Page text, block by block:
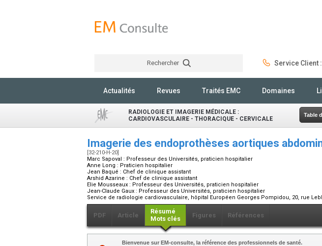
Rechercher Service Client
Actualités Revues Traités EMC Domaines
RADIOLOGIE ET IMAGERIE MÉDICALE :
CARDIOVASCULAIRE - THORACIQUE - CERVICALE
Table
Imagerie des endoprothèses aortiques
[32-210-H-20]
Marc Sapoval : Professeur des Universités, praticien hospitalier
Anne Long : Praticien hospitalier
Jean Baqué : Chef de clinique assistant
Arshid Azarine : Chef de clinique assistant
Elie Mousseaux : Professeur des Universités, praticien hospitalier
Jean-Claude Gaux : Professeur des Universités, praticien hospitalier
Service de radiologie cardiovasculaire, hôpital Européen Georges Pompidou, 20, rue
PDF Article
Résumé
Mots clés
Figures Références
Bienvenue sur EM-consulte, la référence des professionnels de santé.